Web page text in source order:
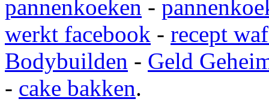
pannenkoeken -
werkt facebook - recept
Bodybuilden - Geld
- cake bakken.